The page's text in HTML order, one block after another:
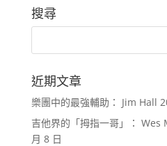
搜尋
近期文章
樂團中的最強輔助： Jim Hall
吉他界的「拇指一哥」：
月 8 日